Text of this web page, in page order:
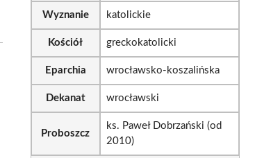
Wyznanie katolickie
Kościół greckokatolicki
Eparchia wrocławsko-koszalińska
Dekanat wrocławski
Proboszcz
ks. Paweł Dobrzański (od
2010)